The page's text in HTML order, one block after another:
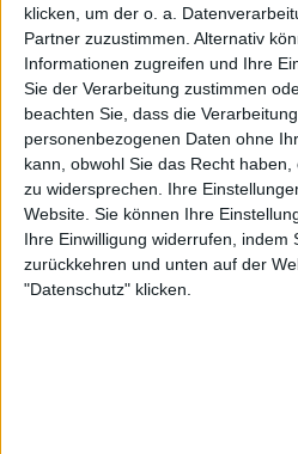
klicken, um der o. a.
Partner zuzustimmen. Alternativ
Informationen zugreifen und Ihre
Sie der Verarbeitung zustimmen
beachten Sie, dass die
personenbezogenen Daten ohne
kann, obwohl Sie das Recht
zu widersprechen. Ihre
Website. Sie können Ihre
Ihre Einwilligung widerrufen, indem
zurückkehren und unten auf der
"Datenschutz" klicken.